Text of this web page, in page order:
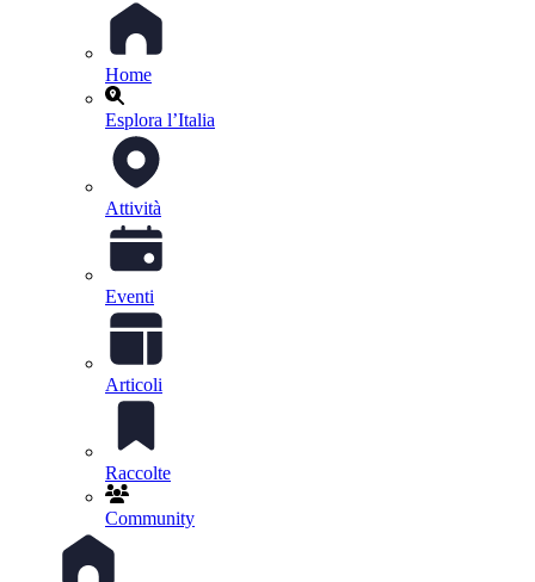
Home
Esplora l’Italia
Attività
Eventi
Articoli
Raccolte
Community